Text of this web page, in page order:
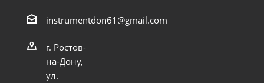
instrumentdon61@gmail.com
г. Ростов-
на-Дону,
ул.